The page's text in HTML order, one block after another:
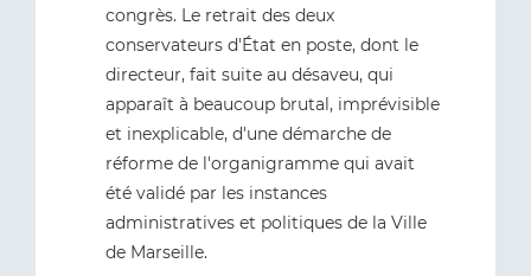
congrès. Le retrait des deux
conservateurs d'État en poste, dont le
directeur, fait suite au désaveu, qui
apparaît à beaucoup brutal, imprévisible
et inexplicable, d'une démarche de
réforme de l'organigramme qui avait
été validé par les instances
administratives et politiques de la Ville
de Marseille.